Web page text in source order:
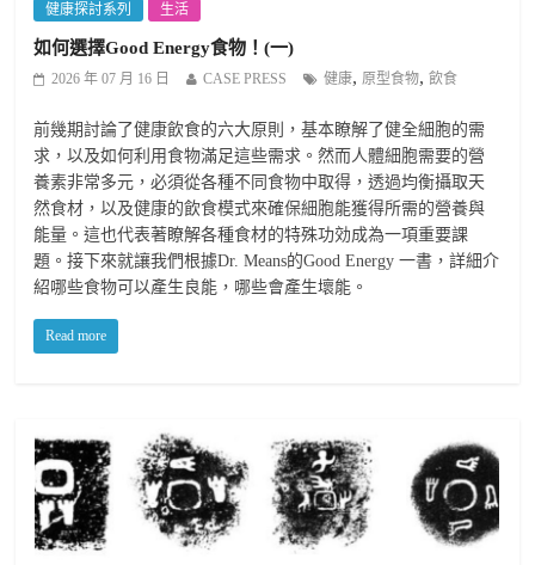
健康探討系列 生活
如何選擇Good Energy食物！(一)
2026 年 07 月 16 日 CASE PRESS 健康, 原型食物,飲食
前幾期討論了健康飲食的六大原則，基本瞭解了健全細胞的需
求，以及如何利用食物滿足這些需求。然而人體細胞需要的營
養素非常多元，必須從各種不同食物中取得，透過均衡攝取天
然食材，以及健康的飲食模式來確保細胞能獲得所需的營養與
能量。這也代表著瞭解各種食材的特殊功効成為一項重要課
題。接下來就讓我們根據Dr. Means的Good Energy 一書，詳細介
紹哪些食物可以產生良能，哪些會產生壞能。
Read more